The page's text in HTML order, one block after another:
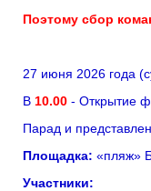
Поэтому сбор
27 июня 2026 года
В 10.00 - Открытие
Парад и
Площадка: «пляж»
Участники: